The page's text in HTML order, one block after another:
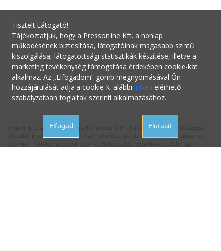
Oldalunk célja a tájékoztatás. Minden tartalmat a legnagyobb gondossággal
állítottunk össze és rendszeresen ellenőrzünk, az itt szereplő információk
Tisztelt Látogató!
Tájékoztatjuk, hogy a Pressonline Kft. a honlap
működésének biztosítása, látogatóinak magasabb szintű
kiszolgálása, látogatottsági statisztikák készítése, illetve a
marketing tevékenység támogatása érdekében cookie-kat
alkalmaz. Az „Elfogadom” gomb megnyomásával Ön
hozzájárulását adja a cookie-k, alábbi linken elérhető
szabályzatban foglaltak szerinti alkalmazásához.
Elfogad Elutasít